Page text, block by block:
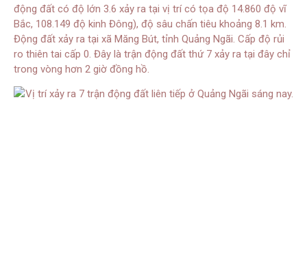
động đất có độ lớn 3.6 xảy ra tại vị trí có tọa độ 14.860 độ vĩ
Bắc, 108.149 độ kinh Đông), độ sâu chấn tiêu khoảng 8.1 km.
Động đất xảy ra tại xã Măng Bút, tỉnh Quảng Ngãi. Cấp độ rủi
ro thiên tai cấp 0. Đây là trận động đất thứ 7 xảy ra tại đây chỉ
trong vòng hơn 2 giờ đồng hồ.